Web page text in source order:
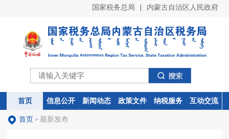
国家税务总局 内蒙古自治区人民政府
首页 信息公开 新闻动态 政策文件 纳税服务 互动交流
首页 信息公开 新闻动态 政策文件 纳税服务 互动交流
首页 > 最新发布